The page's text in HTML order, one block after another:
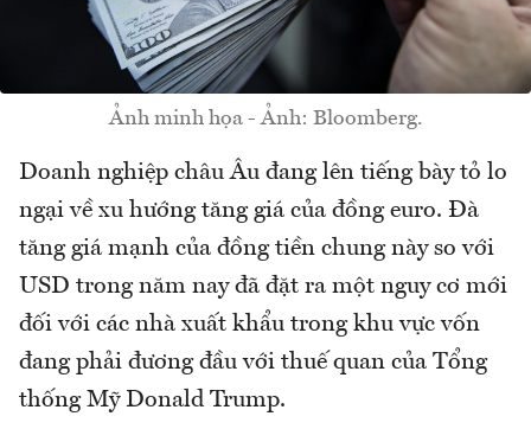
Ảnh minh họa - Ảnh: Bloomberg.
Doanh nghiệp châu Âu đang lên tiếng bày tỏ lo
ngại về xu hướng tăng giá của đồng euro. Đà
tăng giá mạnh của đồng tiền chung này so với
USD trong năm nay đã đặt ra một nguy cơ mới
đối với các nhà xuất khẩu trong khu vực vốn
đang phải đương đầu với thuế quan của Tổng
thống Mỹ Donald Trump.